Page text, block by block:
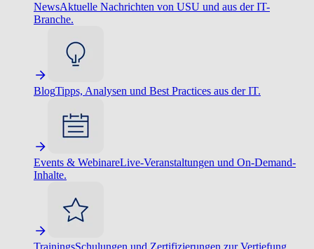
NewsAktuelle Nachrichten von USU und aus der IT-
Branche.
BlogTipps, Analysen und Best Practices aus der IT.
Events & WebinareLive-Veranstaltungen und On-Demand-
Inhalte.
TrainingsSchulungen und Zertifizierungen zur Vertiefung